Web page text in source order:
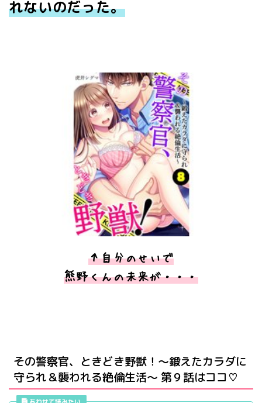
れないのだった。
↑自分のせいで
熊野くんの未来が・・・
その警察官、ときどき野獣！～鍛えたカラダに
守られ＆襲われる絶倫生活～ 第９話はココ♡